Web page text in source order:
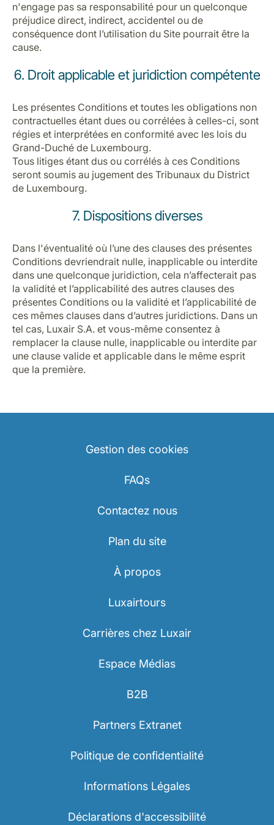
n'engage pas sa responsabilité pour un quelconque
préjudice direct, indirect, accidentel ou de
conséquence dont l’utilisation du Site pourrait être la
cause.
6. Droit applicable et juridiction compétente
Les présentes Conditions et toutes les obligations non
contractuelles étant dues ou corrélées à celles-ci, sont
régies et interprétées en conformité avec les lois du
Grand-Duché de Luxembourg.
Tous litiges étant dus ou corrélés à ces Conditions
seront soumis au jugement des Tribunaux du District
de Luxembourg.
7. Dispositions diverses
Dans l'éventualité où l’une des clauses des présentes
Conditions devriendrait nulle, inapplicable ou interdite
dans une quelconque juridiction, cela n’affecterait pas
la validité et l’applicabilité des autres clauses des
présentes Conditions ou la validité et l’applicabilité de
ces mêmes clauses dans d’autres juridictions. Dans un
tel cas, Luxair S.A. et vous-même consentez à
remplacer la clause nulle, inapplicable ou interdite par
une clause valide et applicable dans le même esprit
que la première.
Gestion des cookies
FAQs
Contactez nous
Plan du site
À propos
Luxairtours
Carrières chez Luxair
Espace Médias
B2B
Partners Extranet
Politique de confidentialité
Informations Légales
Déclarations d'accessibilité